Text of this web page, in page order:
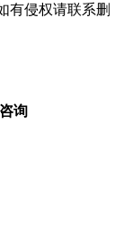
有侵权请联系删
询